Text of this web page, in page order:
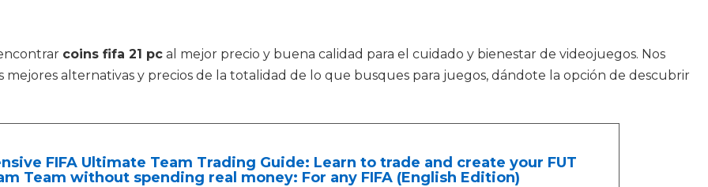
coins fifa 21 pc al mejor precio y buena calidad para el cuidado y bienestar de videojuegos. Nos
alternativas y precios de la totalidad de lo que busques para juegos, dándote la opción de descubrir
FIFA Ultimate Team Trading Guide: Learn to trade and create your FUT
Team without spending real money: For any FIFA (English Edition)